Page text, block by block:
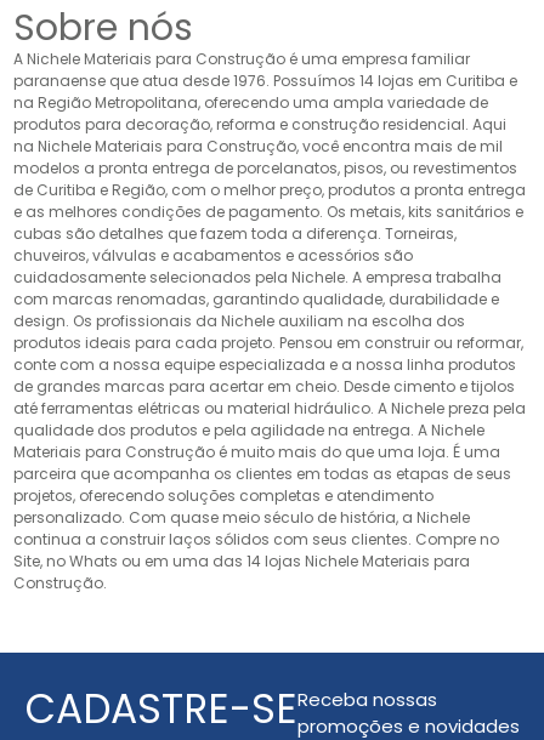
Sobre nós
A Nichele Materiais para Construção é uma empresa familiar
paranaense que atua desde 1976. Possuímos 14 lojas em Curitiba e
na Região Metropolitana, oferecendo uma ampla variedade de
produtos para decoração, reforma e construção residencial. Aqui
na Nichele Materiais para Construção, você encontra mais de mil
modelos a pronta entrega de porcelanatos, pisos, ou revestimentos
de Curitiba e Região, com o melhor preço, produtos a pronta entrega
e as melhores condições de pagamento. Os metais, kits sanitários e
cubas são detalhes que fazem toda a diferença. Torneiras,
chuveiros, válvulas e acabamentos e acessórios são
cuidadosamente selecionados pela Nichele. A empresa trabalha
com marcas renomadas, garantindo qualidade, durabilidade e
design. Os profissionais da Nichele auxiliam na escolha dos
produtos ideais para cada projeto. Pensou em construir ou reformar,
conte com a nossa equipe especializada e a nossa linha produtos
de grandes marcas para acertar em cheio. Desde cimento e tijolos
até ferramentas elétricas ou material hidráulico. A Nichele preza pela
qualidade dos produtos e pela agilidade na entrega. A Nichele
Materiais para Construção é muito mais do que uma loja. É uma
parceira que acompanha os clientes em todas as etapas de seus
projetos, oferecendo soluções completas e atendimento
personalizado. Com quase meio século de história, a Nichele
continua a construir laços sólidos com seus clientes. Compre no
Site, no Whats ou em uma das 14 lojas Nichele Materiais para
Construção.
CADASTRE-SEReceba nossas
promoções e novidades